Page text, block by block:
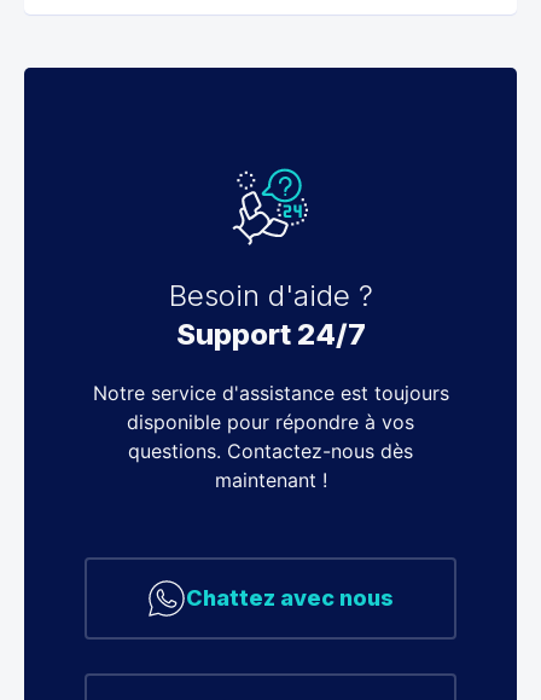
Besoin d'aide ?
Support 24/7
Notre service d'assistance est toujours
disponible pour répondre à vos
questions. Contactez-nous dès
maintenant !
Chattez avec nous